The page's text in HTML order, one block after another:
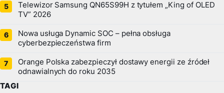
Telewizor Samsung QN65S99H z tytułem „King of OLED
TV” 2026
Nowa usługa Dynamic SOC – pełna obsługa
cyberbezpieczeństwa firm
Orange Polska zabezpieczył dostawy energii ze źródeł
odnawialnych do roku 2035
TAGI